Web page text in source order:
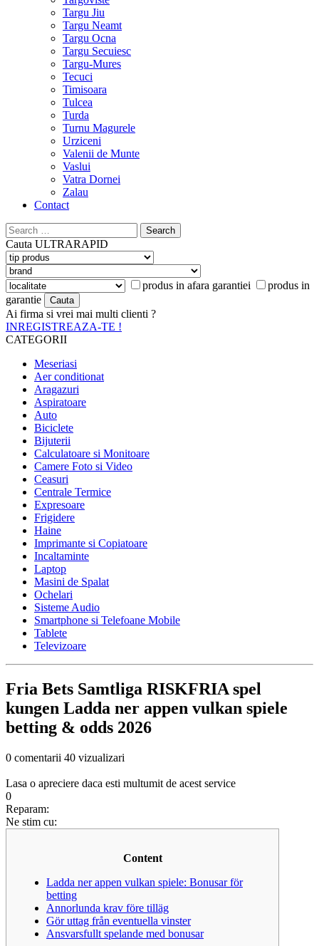
Targu Jiu
Targu Neamt
Targu Ocna
Targu Secuiesc
Targu-Mures
Tecuci
Timisoara
Tulcea
Turda
Turnu Magurele
Urziceni
Valenii de Munte
Vaslui
Vatra Dornei
Zalau
Contact
Search
for:
Cauta ULTRARAPID
produs in afara garantiei
produs in
garantie
Ai firma si vrei mai multi clienti ?
INREGISTREAZA-TE !
CATEGORII
Meseriasi
Aer conditionat
Aragazuri
Aspiratoare
Auto
Biciclete
Bijuterii
Calculatoare si Monitoare
Camere Foto si Video
Ceasuri
Centrale Termice
Expresoare
Frigidere
Haine
Imprimante si Copiatoare
Incaltaminte
Laptop
Masini de Spalat
Ochelari
Sisteme Audio
Smartphone si Telefoane Mobile
Tablete
Televizoare
Fria Bets Samtliga RISKFRIA spel
kungen Ladda ner appen vulkan spiele
betting & odds 2026
0 comentarii 40 vizualizari
Lasa o apreciere daca esti multumit de acest service
0
Reparam:
Ne stim cu:
Content
Ladda ner appen vulkan spiele: Bonusar för
betting
Annorlunda krav före tilläg
Gör uttag från eventuella vinster
Ansvarsfullt spelande med bonusar